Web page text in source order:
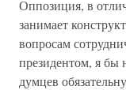
Оппозиция, в
занимает
вопросам
президентом, я бы
думцев